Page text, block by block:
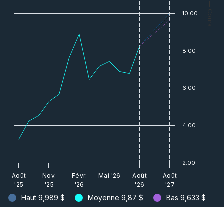
Haut 9,989 $ Moyenne 9,87 $ Bas 9,633 $
— Cours
Août
'25
Nov.
'25
Févr.
'26
Mai '26
Août
'26
Août
'27
2.00
4.00
6.00
8.00
10.00